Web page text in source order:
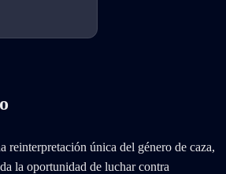
única del género de caza,
la oportunidad de luchar contra